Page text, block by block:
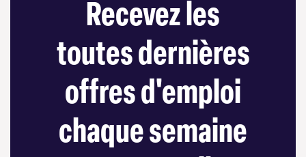
Recevez les
toutes dernières
offres d'emploi
chaque semaine